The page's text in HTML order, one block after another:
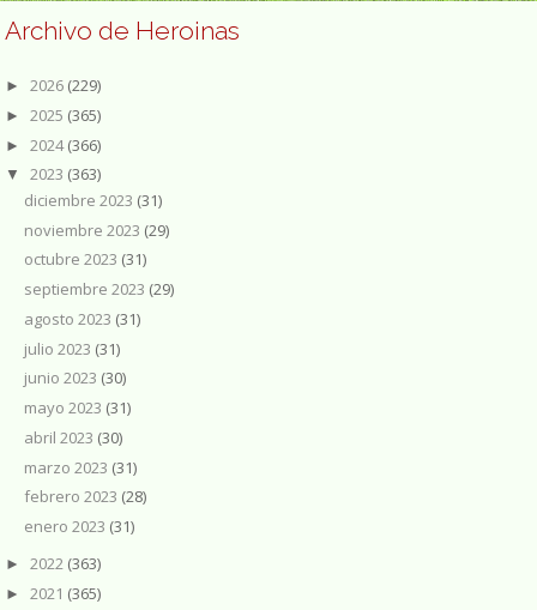
Archivo de Heroinas
► 2026 (229)
► 2025 (365)
► 2024(366)
▼ 2023 (363)
diciembre 2023 (31)
noviembre 2023 (29)
octubre 2023 (31)
septiembre 2023 (29)
agosto 2023 (31)
julio 2023 (31)
junio 2023 (30)
mayo 2023 (31)
abril 2023 (30)
marzo 2023 (31)
febrero 2023 (28)
enero 2023 (31)
► 2022 (363)
► 2021 (365)